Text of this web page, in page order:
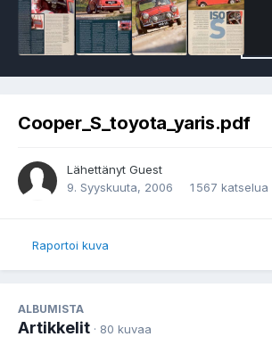
Cooper_S_toyota_yaris.pdf
Lähettänyt Guest
9. Syyskuuta, 2006
1 567 katselua
Raportoi kuva
ALBUMISTA
Artikkelit · 80 kuvaa